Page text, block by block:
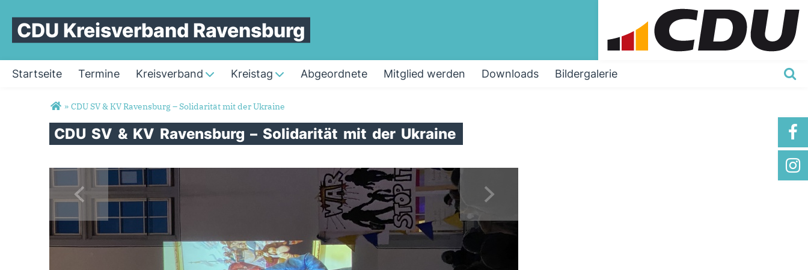
CDU Kreisverband Ravensburg
Startseite Termine Kreisverband Kreistag Abgeordnete Mitglied werden Downloads Bildergalerie
Sie sind hier
» CDU SV & KV Ravensburg – Solidarität mit der Ukraine
CDU SV & KV Ravensburg – Solidarität mit der Ukraine